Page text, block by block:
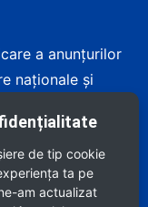
a anunțurilor
naționale și
cât și
programului de
de tip cookie
ta pe
am actualizat